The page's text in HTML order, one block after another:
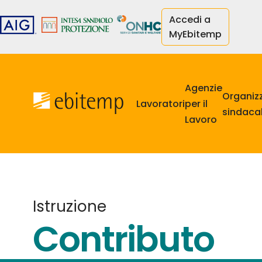
al
contenuto
principale
Accedi a
MyEbitemp
principale
Lavoratori
Agenzie
per il
Lavoro
Istruzione
Contributo